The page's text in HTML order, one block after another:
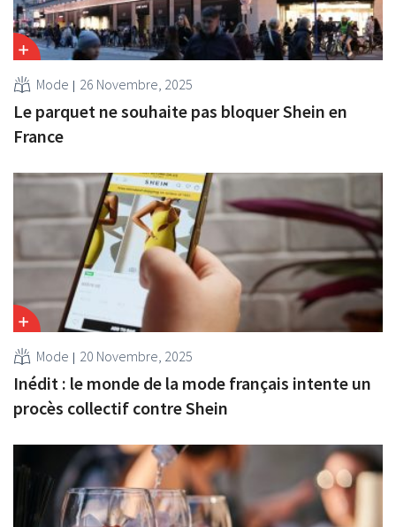
Mode 26 Novembre, 2025
Le parquet ne souhaite pas bloquer Shein en
France
Mode 20 Novembre, 2025
Inédit : le monde de la mode français intente un
procès collectif contre Shein